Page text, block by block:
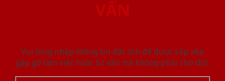
VẤN
Vui lòng nhập thông tin đặt lịch để được sắp xếp
gặp gỡ làm việc hoăc tư vấn mà không phải chờ đợi.